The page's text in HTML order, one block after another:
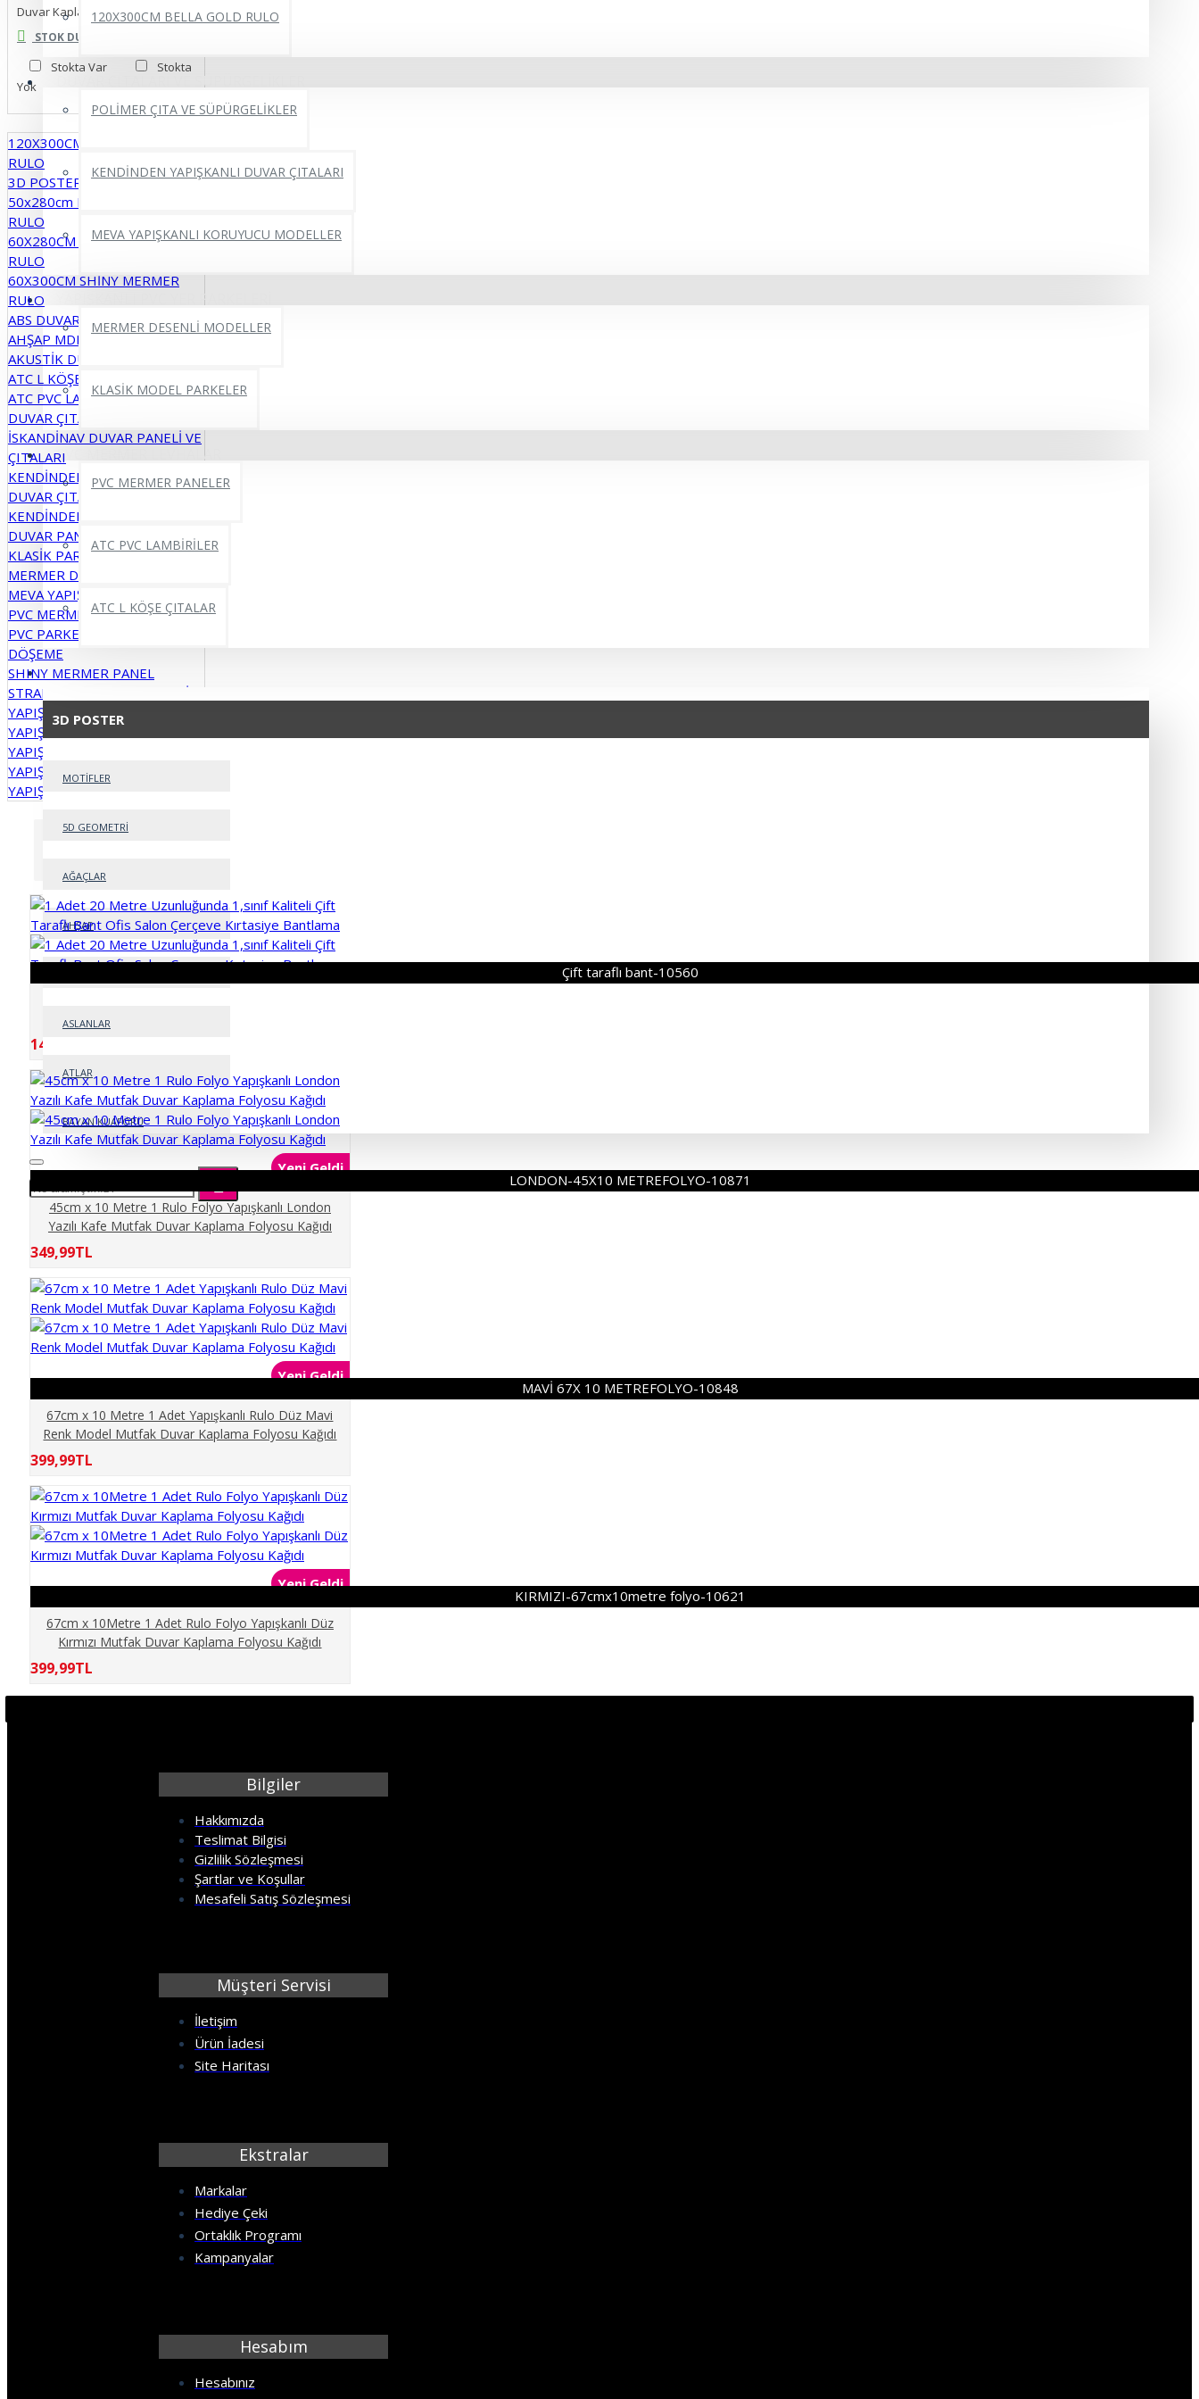
120X300CM BELLA GOLD RULO
DUVAR ÇITALARI VE SÜPÜRGELİKLER
POLİMER ÇITA VE SÜPÜRGELİKLER
KENDİNDEN YAPIŞKANLI DUVAR ÇITALARI
MEVA YAPIŞKANLI KORUYUCU MODELLER
YAPIŞKANLI PVC YER PARKELERİ
MERMER DESENLİ MODELLER
KLASİK MODEL PARKELER
PVC MERMER LEVHALAR
PVC MERMER PANELER
ATC PVC LAMBİRİLER
ATC L KÖŞE ÇITALAR
3D POSTER
3D POSTER
MOTİFLER
5D GEOMETRİ
AĞAÇLAR
AHŞAP
ASLANLAR
ATLAR
BAYAN KUAFÖRÜ
BEBEK
CAFE
ÇOCUKLAR
DENİZLATI AKVARYUM
DERİNLİK
DİNİ
DOĞA
ERKEK BERBER
Duvar Kaplama Folyosu Kağıdı
sınıf Kaliteli Çift Taraflı
Kırtasiye Bantlama
STOK DURUMU
Stokta Var
Stokta
Yok
120X300CM BELLA GOLD
RULO
3D POSTER
50x280cm PUFFY YAPIŞKANLI
RULO
60X280CM SXP YAPIŞKANLI
RULO
60X300CM SHİNY MERMER
RULO
ABS DUVAR PANELİ
AHŞAP MDF DUVAR PANELLERİ
AKUSTİK DUVAR PANELLERİ
ATC L KÖŞE ÇITALAR
ATC PVC LAMBİRİLER
DUVAR ÇITALARI
İSKANDİNAV DUVAR PANELİ VE
ÇITALARI
KENDİNDEN YAPIŞKANLI
DUVAR ÇITALARI
KENDİNDEN YAPIŞKANLI
DUVAR PANELLERİ
KLASİK PARKE MODELLER
MERMER DESENLİ PARKELER
MEVA YAPIŞKANLI MODELLER
PVC MERMER PANELLER
PVC PARKE ZEMİN VE DUVAR
DÖŞEME
SHINY MERMER PANEL
STRAFOR DUVAR PANELLERİ
YAPIŞKANLI DUVAR PANELLERİ
YAPIŞKANLI EPOKSİ PANELLER
YAPIŞKANLI FOLYO KAPLAMA
YAPIŞKANLI FOLYOLAR
YAPIŞKANLI RULOLAR
Çift taraflı bant-10560
Taraflı Bant Ofis Salon Çerçeve Kırtasiye Bantlama
149,99TL
Yeni Geldi
LONDON-45X10 METREFOLYO-10871
45cm x 10 Metre 1 Rulo Folyo Yapışkanlı London
Yazılı Kafe Mutfak Duvar Kaplama Folyosu Kağıdı
349,99TL
Yeni Geldi
MAVİ 67X 10 METREFOLYO-10848
67cm x 10 Metre 1 Adet Yapışkanlı Rulo Düz Mavi
Renk Model Mutfak Duvar Kaplama Folyosu Kağıdı
399,99TL
Yeni Geldi
KIRMIZI-67cmx10metre folyo-10621
67cm x 10Metre 1 Adet Rulo Folyo Yapışkanlı Düz
Kırmızı Mutfak Duvar Kaplama Folyosu Kağıdı
399,99TL
Bilgiler
Hakkımızda
Teslimat Bilgisi
Gizlilik Sözleşmesi
Şartlar ve Koşullar
Mesafeli Satış Sözleşmesi
Müşteri Servisi
İletişim
Ürün İadesi
Site Haritası
Ekstralar
Markalar
Hediye Çeki
Ortaklık Programı
Kampanyalar
Hesabım
Hesabınız